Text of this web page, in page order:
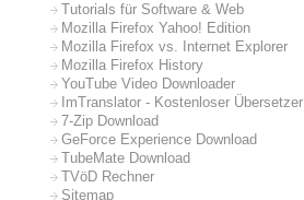
Tutorials für Software & Web
Mozilla Firefox Yahoo! Edition
Mozilla Firefox vs. Internet Explorer
Mozilla Firefox History
YouTube Video Downloader
ImTranslator - Kostenloser Übersetzer
7-Zip Download
GeForce Experience Download
TubeMate Download
TVöD Rechner
Sitemap